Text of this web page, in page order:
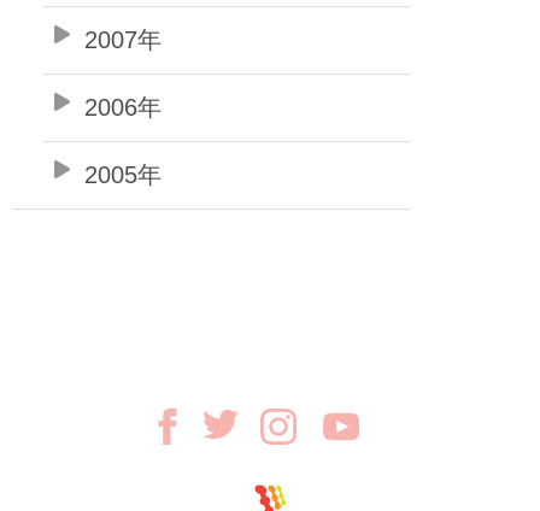
2007年
2006年
2005年